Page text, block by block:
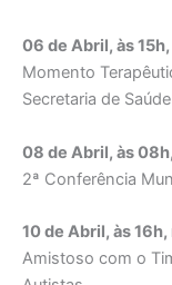
06 de Abril, às
Momento
Secretaria de Saúde
08 de Abril, às
2ª Conferência
10 de Abril, às
Amistoso com o